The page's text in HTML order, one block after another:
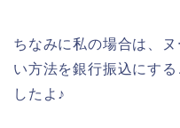
ちなみに私の場合は、
い方法を銀行振込にす
したよ♪